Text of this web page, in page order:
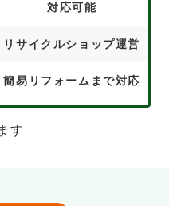
対応可能
リサイクルショップ運営
簡易リフォームまで対応
す